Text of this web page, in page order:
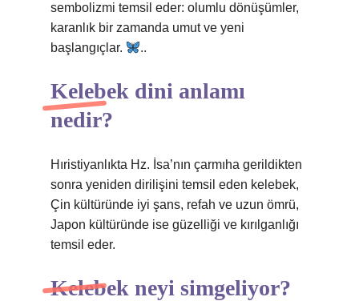
sembolizmi temsil eder: olumlu dönüşümler,
karanlık bir zamanda umut ve yeni
başlangıçlar.
..
Kelebek dini anlamı
nedir?
Hıristiyanlıkta Hz. İsa’nın çarmıha gerildikten
sonra yeniden dirilişini temsil eden kelebek,
Çin kültüründe iyi şans, refah ve uzun ömrü,
Japon kültüründe ise güzelliği ve kırılganlığı
temsil eder.
Kelebek neyi simgeliyor?